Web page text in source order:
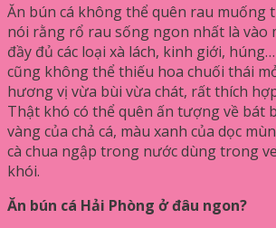
Ăn bún cá không thể quên rau muống
nói rằng rổ rau sống ngon nhất là vào
đầy đủ các loại xà lách, kinh giới,
cũng không thể thiếu hoa chuối thái
hương vị vừa bùi vừa chát, rất thích
Thật khó có thể quên ấn tượng về bát
vàng của chả cá, màu xanh của dọc
cà chua ngập trong nước dùng trong
khói.
Ăn bún cá Hải Phòng ở đâu ngon?